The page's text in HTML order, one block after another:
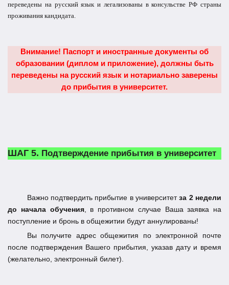
переведены на русский язык и легализованы в консульстве РФ страны
проживания кандидата.
Внимание! Паспорт и иностранные документы об
образовании (диплом и приложение), должны быть
переведены на русский язык и нотариально заверены
до прибытия в университет.
ШАГ 5. Подтверждение прибытия в университет
Важно подтвердить прибытие в университетза 2 недели
до начала обучения, в противном случае Ваша заявка на
поступление и бронь в общежитии будут аннулированы!
Вы получите адрес общежития по электронной почте
после подтверждения Вашего прибытия, указав дату и время
(желательно, электронный билет).